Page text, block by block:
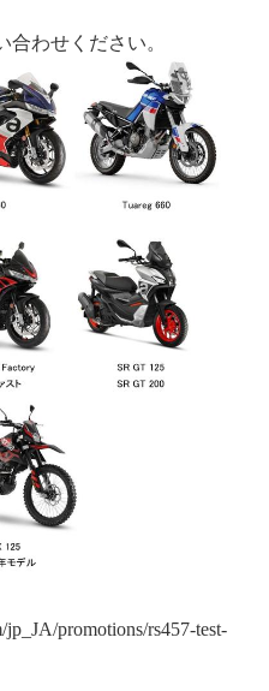
わせください。
promotions/rs457-test-